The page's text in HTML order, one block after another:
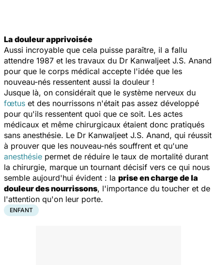
La douleur apprivoisée
Aussi incroyable que cela puisse paraître, il a fallu
attendre 1987 et les travaux du Dr Kanwaljeet J.S. Anand
pour que le corps médical accepte l'idée que les
nouveau-nés ressentent aussi la douleur !
Jusque là, on considérait que le système nerveux du
fœtus et des nourrissons n'était pas assez développé
pour qu'ils ressentent quoi que ce soit. Les actes
médicaux et même chirurgicaux étaient donc pratiqués
sans anesthésie. Le Dr Kanwaljeet J.S. Anand, qui réussit
à prouver que les nouveau-nés souffrent et qu'une
anesthésie permet de réduire le taux de mortalité durant
la chirurgie, marque un tournant décisif vers ce qui nous
semble aujourd'hui évident : la prise en charge de la
douleur des nourrissons, l'importance du toucher et de
l'attention qu'on leur porte.
ENFANT